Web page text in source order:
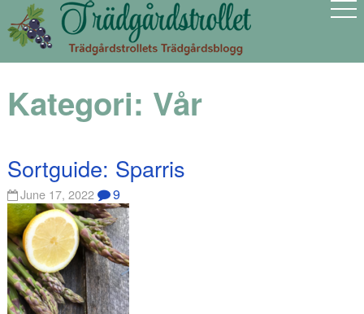
Kategori: Vår
Sortguide: Sparris
June 17, 2022 9